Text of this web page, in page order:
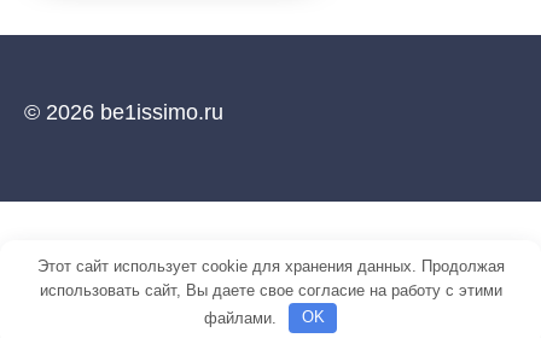
© 2026 be1issimo.ru
Этот сайт использует cookie для хранения данных. Продолжая
использовать сайт, Вы даете свое согласие на работу с этими
файлами.
OK